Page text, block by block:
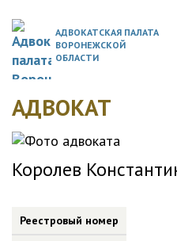
АДВОКАТСКАЯ ПАЛАТА
ВОРОНЕЖСКОЙ
ОБЛАСТИ
АДВОКАТ
Королев
Реестровый номер